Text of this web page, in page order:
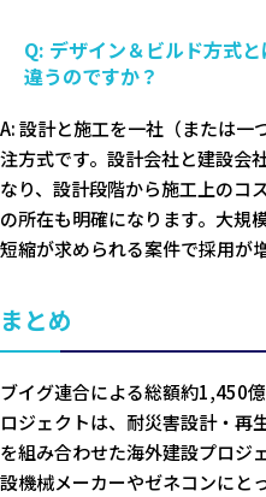
Q: デザイン＆ビルド方式
違うのですか？
A: 設計と施工を一社（または一
注方式です。設計会社と建設会
なり、設計段階から施工上のコ
の所在も明確になります。大規
短縮が求められる案件で採用が
まとめ
ブイグ連合による総額約1,450
ロジェクトは、耐災害設計・再
を組み合わせた海外建設プロジ
設機械メーカーやゼネコンにと